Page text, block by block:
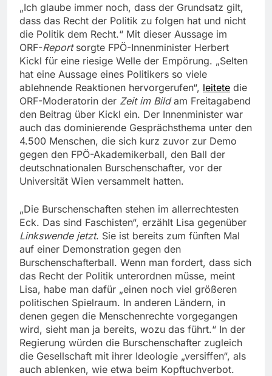
„Ich glaube immer noch, dass der Grundsatz gilt,
dass das Recht der Politik zu folgen hat und nicht
die Politik dem Recht.“ Mit dieser Aussage im
ORF-Reportsorgte FPÖ-Innenminister Herbert
Kickl für eine riesige Welle der Empörung. „Selten
hat eine Aussage eines Politikers so viele
ablehnende Reaktionen hervorgerufen“, leitete die
ORF-Moderatorin der Zeit im Bildam Freitagabend
den Beitrag über Kickl ein. Der Innenminister war
auch das dominierende Gesprächsthema unter den
4.500 Menschen, die sich kurz zuvor zur Demo
gegen den FPÖ-Akademikerball, den Ball der
deutschnationalen Burschenschafter, vor der
Universität Wien versammelt hatten.
„Die Burschenschaften stehen im allerrechtesten
Eck. Das sind Faschisten“, erzählt Lisa gegenüber
Linkswende jetzt. Sie ist bereits zum fünften Mal
auf einer Demonstration gegen den
Burschenschafterball. Wenn man fordert, dass sich
das Recht der Politik unterordnen müsse, meint
Lisa, habe man dafür „einen noch viel größeren
politischen Spielraum. In anderen Ländern, in
denen gegen die Menschenrechte vorgegangen
wird, sieht man ja bereits, wozu das führt.“ In der
Regierung würden die Burschenschafter zugleich
die Gesellschaft mit ihrer Ideologie „versiffen“, als
auch ablenken, wie etwa beim Kopftuchverbot.